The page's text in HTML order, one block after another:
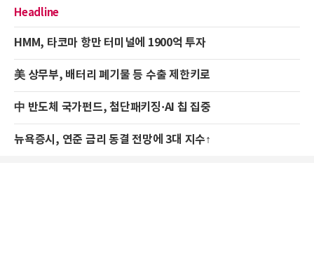
Headline
HMM, 타코마 항만 터미널에 1900억 투자
美 상무부, 배터리 폐기물 등 수출 제한키로
中 반도체 국가펀드, 첨단패키징·AI 칩 집중
뉴욕증시, 연준 금리 동결 전망에 3대 지수↑